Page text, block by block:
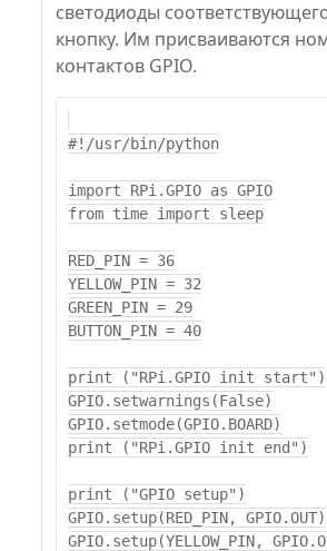
светодиоды
кнопку. Им присваиваются
контактов GPIO.
#!/usr/bin/python
import RPi.GPIO as GPIO
from time import sleep
RED_PIN = 36
YELLOW_PIN = 32
GREEN_PIN = 29
BUTTON_PIN = 40
print ("RPi.GPIO init start")
GPIO.setwarnings(False)
GPIO.setmode(GPIO.BOARD)
print ("RPi.GPIO init end")
print ("GPIO setup")
GPIO.setup(RED_PIN, GPIO.OUT)
GPIO.setup(YELLOW_PIN,